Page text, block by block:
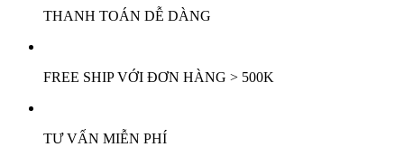
THANH TOÁN DỄ DÀNG
FREE SHIP VỚI ĐƠN HÀNG > 500K
TƯ VẤN MIỄN PHÍ